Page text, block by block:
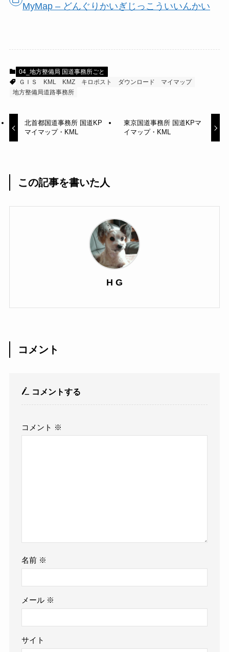
MyMap – どんぐりかいぎじっこういいんかい
04_地方整備局 国道事務所ごと
ＧＩＳ
KML KMZ キロポスト ダウンロード
マイマップ
地方整備局道路事務所
北首都国道事務所 国道KP
マイマップ・KML
東京国道事務所 国道KPマ
イマップ・KML
この記事を書いた人
H G
コメント
コメントする
コメント ※
名前 ※
メール ※
サイト